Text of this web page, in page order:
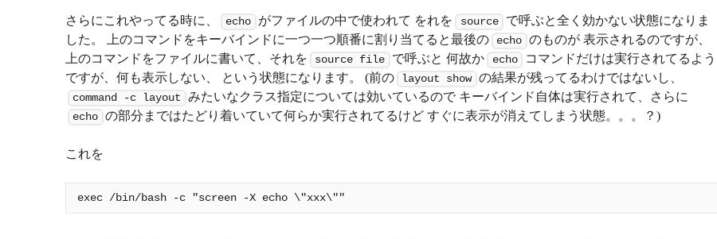
さらにこれやってる時に、 echo がファイルの中で使われて をれを source
で呼ぶと全く効かない状態になりま
した。 上のコマンドをキーバインドに一つ一つ順番に割り当てると最後の
echo のものが 表示されるのですが、
上のコマンドをファイルに書いて、それを
source file で呼ぶと 何故か echo
コマンドだけは実行されてるよう
ですが、何も表示しない、 という状態になります。 (前の
layout show の結果が残ってるわけではないし、
command -c layout みたいなクラス指定については効いているので キーバインド自体は実行されて、さらに
echo の部分まではたどり着いていて何らか実行されてるけど すぐに表示が消えてしまう状態。。。？)
これを